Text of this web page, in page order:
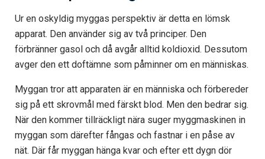
Ur en oskyldig myggas perspektiv är detta en lömsk
apparat. Den använder sig av två principer. Den
förbränner gasol och då avgår alltid koldioxid. Dessutom
avger den ett doftämne som påminner om en människas.
Myggan tror att apparaten är en människa och förbereder
sig på ett skrovmål med färskt blod. Men den bedrar sig.
När den kommer tillräckligt nära suger myggmaskinen in
myggan som därefter fångas och fastnar i en påse av
nät. Där får myggan hänga kvar och efter ett dygn dör